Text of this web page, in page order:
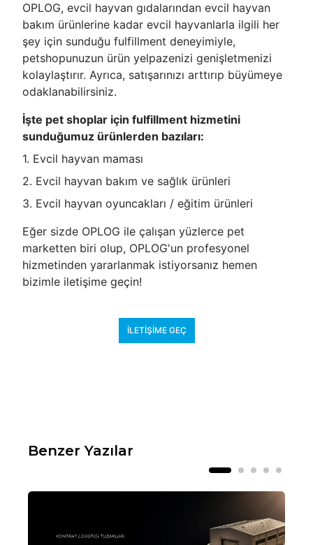
OPLOG, evcil hayvan gıdalarından evcil hayvan
bakım ürünlerine kadar evcil hayvanlarla ilgili her
şey için sunduğu fulfillment deneyimiyle,
petshopunuzun ürün yelpazenizi genişletmenizi
kolaylaştırır. Ayrıca, satışarınızı arttırıp büyümeye
odaklanabilirsiniz.
İşte pet shoplar için fulfillment hizmetini
sunduğumuz ürünlerden bazıları:
1. Evcil hayvan maması
2. Evcil hayvan bakım ve sağlık ürünleri
3. Evcil hayvan oyuncakları / eğitim ürünleri
Eğer sizde OPLOG ile çalışan yüzlerce pet
marketten biri olup, OPLOG'un profesyonel
hizmetinden yararlanmak istiyorsanız hemen
bizimle iletişime geçin!
İLETIŞIME GEÇ
Benzer Yazılar